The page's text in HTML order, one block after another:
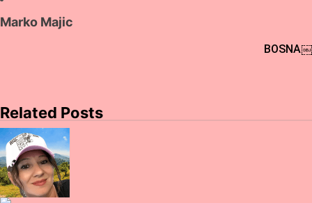
Marko Majic
BOSNA￼
Related Posts